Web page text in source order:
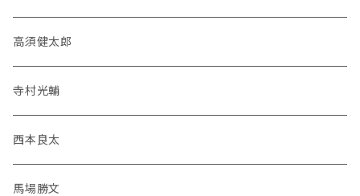
高須健太郎
寺村光輔
西本良太
馬場勝文